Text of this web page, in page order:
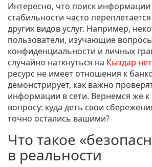
Интересно, что поиск
стабильности часто
других видов услуг. Например,
пользователи, изучающие вопросы
конфиденциальности и личных
случайно наткнуться на Кыздар нет
ресурс не имеет отношения к
демонстрирует, как важно
информации в сети. Вернемся же к
вопросу: куда деть свои
точно остались вашими?
Что такое
в реальности